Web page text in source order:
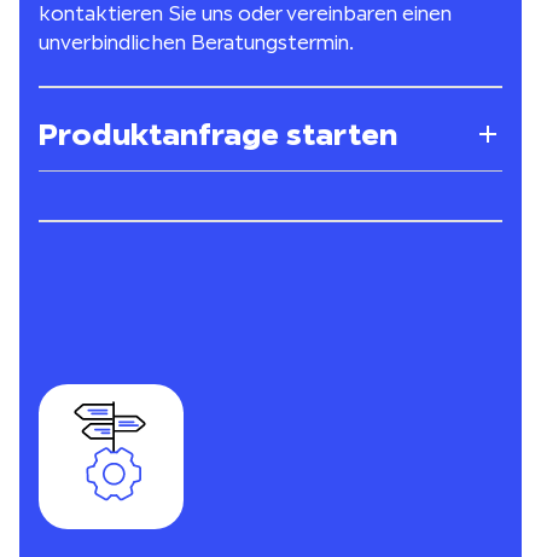
kontaktieren Sie uns oder vereinbaren einen
unverbindlichen Beratungstermin.
Produktanfrage starten